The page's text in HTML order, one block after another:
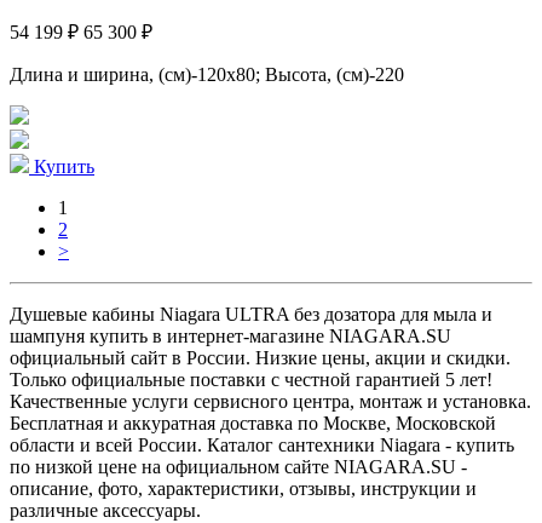
54 199 ₽ 65 300 ₽
Длина и ширина, (см)-120x80; Высота, (см)-220
Купить
1
2
>
Душевые кабины Niagara ULTRA без дозатора для мыла и
шампуня купить в интернет-магазине NIAGARA.SU
официальный сайт в России. Низкие цены, акции и скидки.
Только официальные поставки c честной гарантией 5 лет!
Качественные услуги сервисного центра, монтаж и установка.
Бесплатная и аккуратная доставка по Москве, Московской
области и всей России. Каталог сантехники Niagara - купить
по низкой цене на официальном сайте NIAGARA.SU -
описание, фото, характеристики, отзывы, инструкции и
различные аксессуары.